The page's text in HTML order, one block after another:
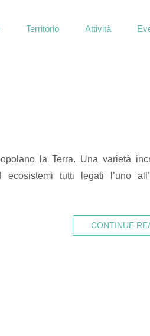
Territorio Attività
la Terra. Una varietà
tutti legati l’uno
CONTINUE